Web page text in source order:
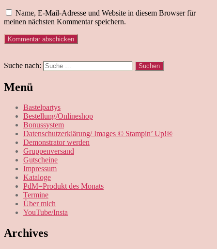
Name, E-Mail-Adresse und Website in diesem Browser für
meinen nächsten Kommentar speichern.
Suche nach:
Menü
Bastelpartys
Bestellung/Onlineshop
Bonussystem
Datenschutzerklärung/ Images © Stampin’ Up!®
Demonstrator werden
Gruppenversand
Gutscheine
Impressum
Kataloge
PdM=Produkt des Monats
Termine
Über mich
YouTube/Insta
Archives